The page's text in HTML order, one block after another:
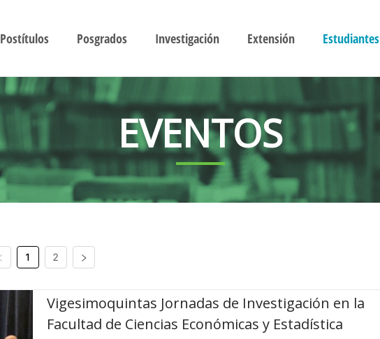
Postítulos Posgrados Investigación Extensión Estudiantes
EVENTOS
1 2
Vigesimoquintas Jornadas de Investigación en la
Facultad de Ciencias Económicas y Estadística